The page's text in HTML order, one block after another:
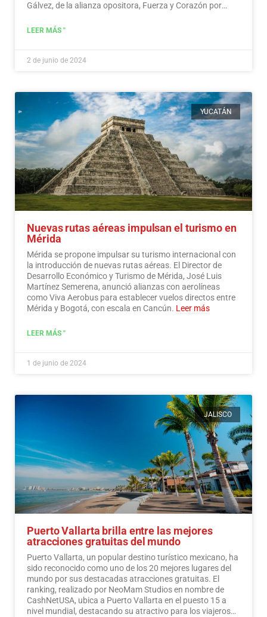
Gálvez, de la alianza opositora, Fuerza y Corazón por
Ciudadano, también en la contienda.
LEER MÁS "
2 de junio de 2024
YUCATÁN
Nuevas rutas aéreas impulsan el turismo en
Mérida
Mérida se propone impulsar su turismo internacional con
la introducción de nuevas rutas aéreas. El Director de
Desarrollo Económico y Turismo de Mérida, José Luis
Martínez Semerena, anunció alianzas con aerolíneas
como Viva Aerobus para establecer vuelos directos entre
Mérida y Bogotá, con escala en Cancún. Leer más
LEER MÁS "
1 de junio de 2024
JALISCO
Puerto Vallarta brilla entre las mejores
atracciones gratuitas del mundo
Puerto Vallarta, un popular destino turístico mexicano, ha
sido reconocido como uno de los 20 mejores lugares del
mundo por sus destacadas atracciones gratuitas. El
ranking, realizado por NeoMam Studios en nombre de
CashNetUSA, ubica a Puerto Vallarta en el puesto 15 a
nivel mundial, destacando su atractivo para los viajeros